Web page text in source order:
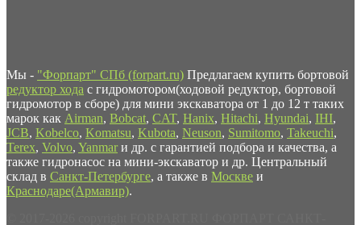
Мы - "Форпарт" СПб (forpart.ru) Предлагаем купить бортовой
редуктор хода с гидромотором(ходовой редуктор, бортовой
гидромотор в сборе) для мини экскаватора от 1 до 12 т таких
марок как Airman, Bobcat, CAT, Hanix, Hitachi, Hyundai, IHI,
JCB, Kobelco, Komatsu, Kubota, Neuson, Sumitomo, Takeuchi,
Terex, Volvo, Yanmar и др. с гарантией подбора и качества, а
также гидронасос на мини-экскаватор и др. Центральный
склад в Санкт-Петербурге, а также в Москве и
Краснодаре(Армавир).